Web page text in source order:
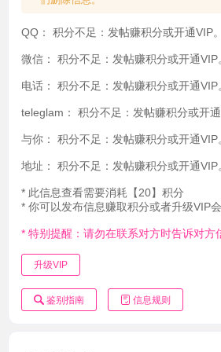
QQ： 积分不足：发帖赚积分或开通VIP。
微信： 积分不足：发帖赚积分或开通VIP
电话： 积分不足：发帖赚积分或开通VIP
teleglam： 积分不足：发帖赚积分或开通
与你： 积分不足：发帖赚积分或开通VIP
地址： 积分不足：发帖赚积分或开通VIP
* 此信息查看需要消耗【20】积分
* 你可以发布信息赚取积分或者升级VIP
* 特别提醒：请勿在联系对方时告诉对方
升级VIP
鉴别指南 信息规则